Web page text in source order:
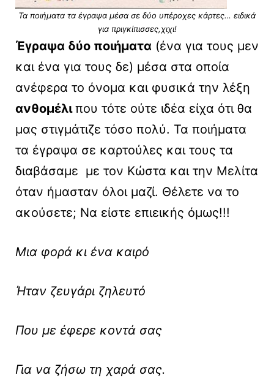
Τα ποιήματα τα έγραψα μέσα σε δύο υπέροχες κάρτες… ειδικά
για πριγκίπισσες,χιχι!
Έγραψα δύο ποιήματα (ένα για τους μεν
και ένα για τους δε) μέσα στα οποία
ανέφερα το όνομα και φυσικά την λέξη
ανθομέλιπου τότε ούτε ιδέα είχα ότι θα
μας στιγμάτιζε τόσο πολύ. Τα ποιήματα
τα έγραψα σε καρτούλες και τους τα
διαβάσαμε με τον Κώστα και την Μελίτα
όταν ήμασταν όλοι μαζί. Θέλετε να το
ακούσετε; Να είστε επιεικής όμως!!!
Μια φορά κι ένα καιρό
Ήταν ζευγάρι ζηλευτό
Που με έφερε κοντά σας
Για να ζήσω τη χαρά σας.